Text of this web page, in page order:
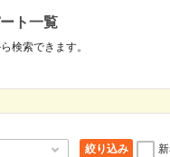
ト一覧
検索できます。
絞り込み